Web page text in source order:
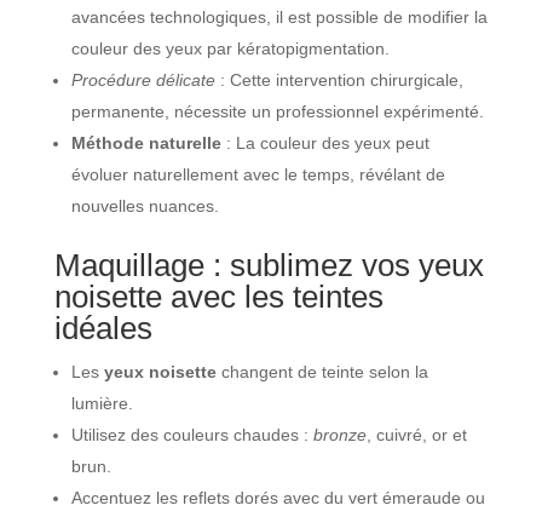
avancées technologiques, il est possible de modifier la
couleur des yeux par kératopigmentation.
Procédure délicate: Cette intervention chirurgicale,
permanente, nécessite un professionnel expérimenté.
Méthode naturelle: La couleur des yeux peut
évoluer naturellement avec le temps, révélant de
nouvelles nuances.
Maquillage : sublimez vos yeux
noisette avec les teintes
idéales
Les yeux noisettechangent de teinte selon la
lumière.
Utilisez des couleurs chaudes : bronze, cuivré, or et
brun.
Accentuez les reflets dorés avec du vert émeraude ou